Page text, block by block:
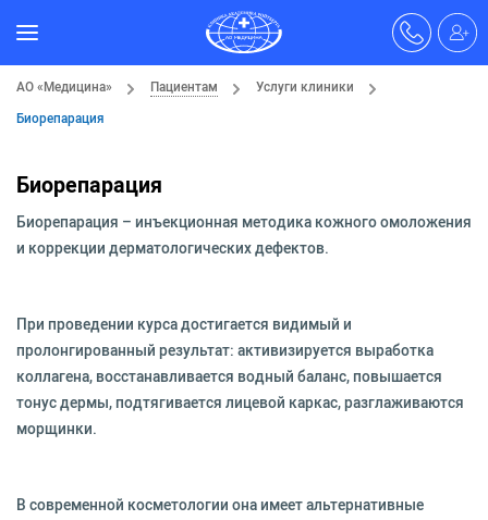
АО «Медицина» Пациентам
Услуги клиники
Биорепарация
Биорепарация
Биорепарация – инъекционная методика кожного омоложения
и коррекции дерматологических дефектов.
При проведении курса достигается видимый и
пролонгированный результат: активизируется выработка
коллагена, восстанавливается водный баланс, повышается
тонус дермы, подтягивается лицевой каркас, разглаживаются
морщинки.
В современной косметологии она имеет альтернативные